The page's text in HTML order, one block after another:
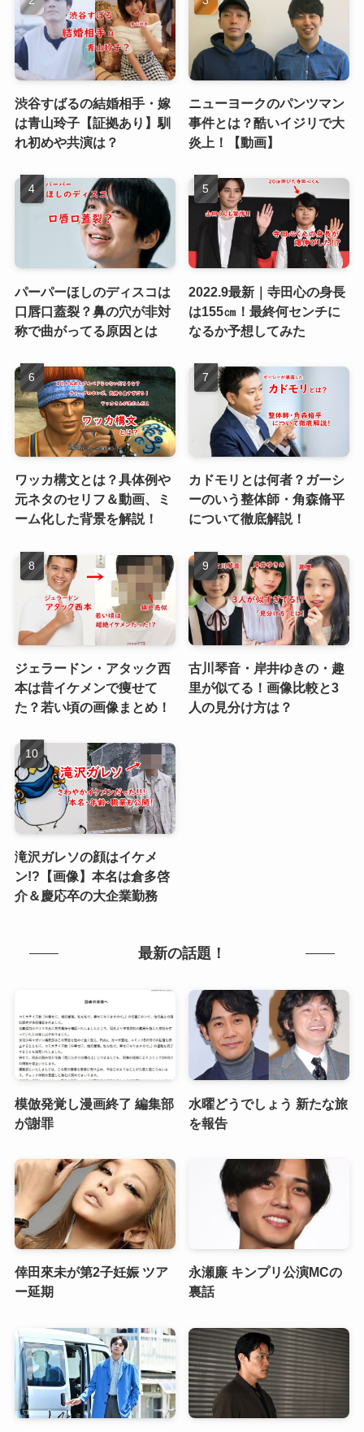
渋谷すばるの結婚相手・嫁
は青山玲子【証拠あり】馴
れ初めや共演は？
ニューヨークのパンツマン
事件とは？酷いイジリで大
炎上！【動画】
パーパーほしのディスコは
口唇口蓋裂？鼻の穴が非対
称で曲がってる原因とは
2022.9最新｜寺田心の身長
は155㎝！最終何センチに
なるか予想してみた
ワッカ構文とは？具体例や
元ネタのセリフ＆動画、ミ
ーム化した背景を解説！
カドモリとは何者？ガーシ
ーのいう整体師・角森脩平
について徹底解説！
ジェラードン・アタック西
本は昔イケメンで痩せて
た？若い頃の画像まとめ！
古川琴音・岸井ゆきの・趣
里が似てる！画像比較と3
人の見分け方は？
滝沢ガレソの顔はイケメ
ン!?【画像】本名は倉多啓
介＆慶応卒の大企業勤務
最新の話題！
模倣発覚し漫画終了 編集部
が謝罪
水曜どうでしょう 新たな旅
を報告
倖田來未が第2子妊娠 ツア
ー延期
永瀬廉 キンプリ公演MCの
裏話